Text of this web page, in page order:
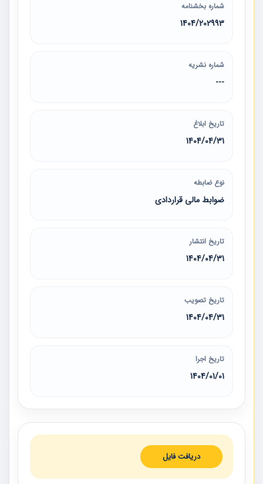
شماره بخشنامه
1404/202993
شماره نشریه
---
تاریخ ابلاغ
1404/04/31
نوع ضابطه
ضوابط مالی قراردادی
تاریخ انتشار
1404/04/31
تاریخ تصویب
1404/04/31
تاریخ اجرا
1404/01/01
دریافت فایل